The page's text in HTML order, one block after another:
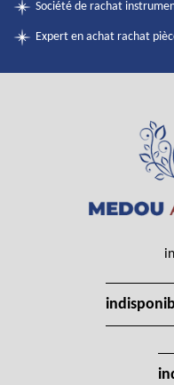
Société de rachat
Expert en achat rachat